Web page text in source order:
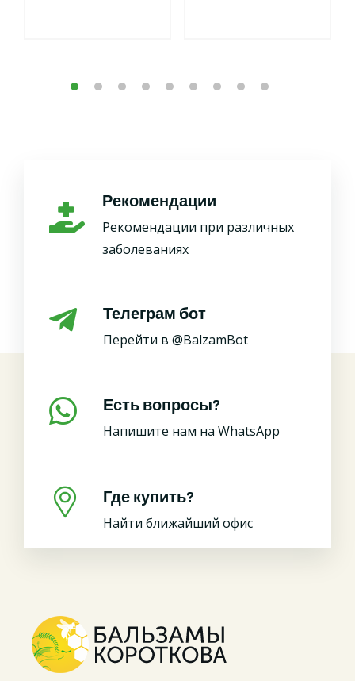
Рекомендации
Рекомендации при различных
заболеваниях
Телеграм бот
Перейти в @BalzamBot
Есть вопросы?
Напишите нам на WhatsApp
Где купить?
Найти ближайший офис